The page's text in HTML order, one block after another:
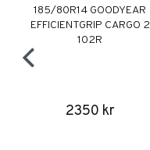
185/80R14 GOODYEAR
EFFICIENTGRIP CARGO 2
102R
2350 kr